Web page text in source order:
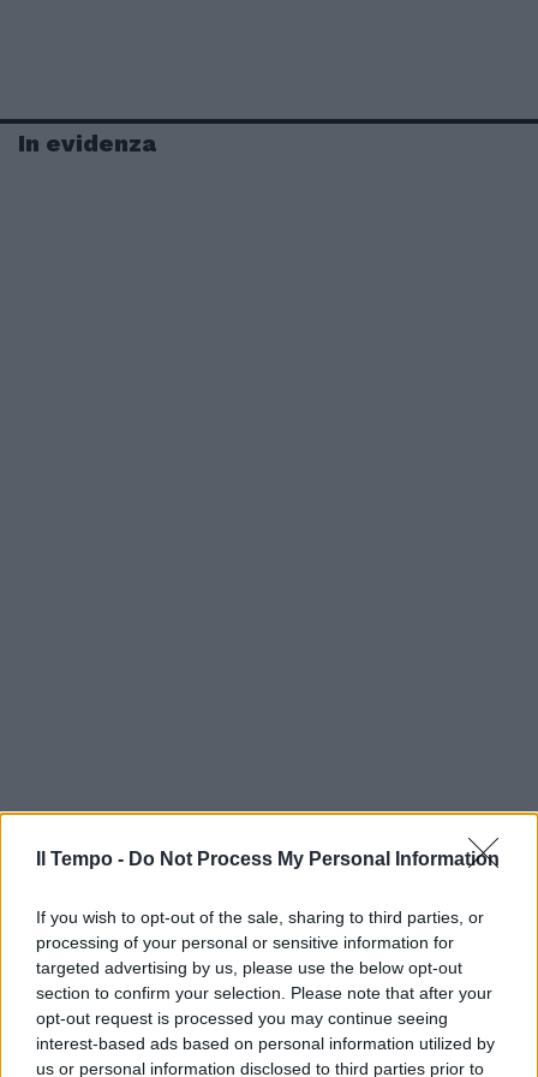
Il Tempo - Do Not Process My Personal Information
If you wish to opt-out of the sale, sharing to third parties, or
processing of your personal or sensitive information for
targeted advertising by us, please use the below opt-out
section to confirm your selection. Please note that after your
opt-out request is processed you may continue seeing
interest-based ads based on personal information utilized by
us or personal information disclosed to third parties prior to
In evidenza